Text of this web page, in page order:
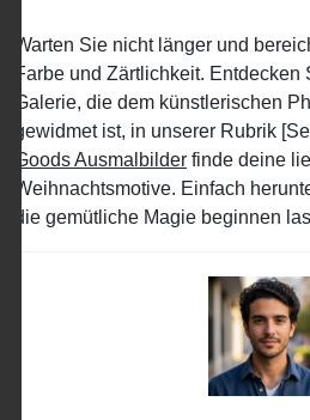
Warten Sie nicht länger und
Farbe und Zärtlichkeit.
Galerie, die dem künstlerischen
gewidmet ist, in unserer Rubrik
Goods Ausmalbilder finde deine
Weihnachtsmotive. Einfach
die gemütliche Magie beginnen